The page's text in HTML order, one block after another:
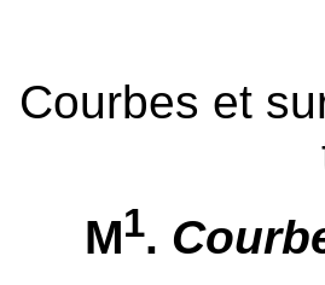
Courbes et
M1.